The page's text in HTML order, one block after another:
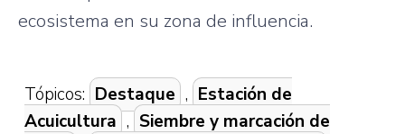
ecosistema en su zona de influencia.
Tópicos: Destaque , Estación de
Acuicultura , Siembre y marcación de